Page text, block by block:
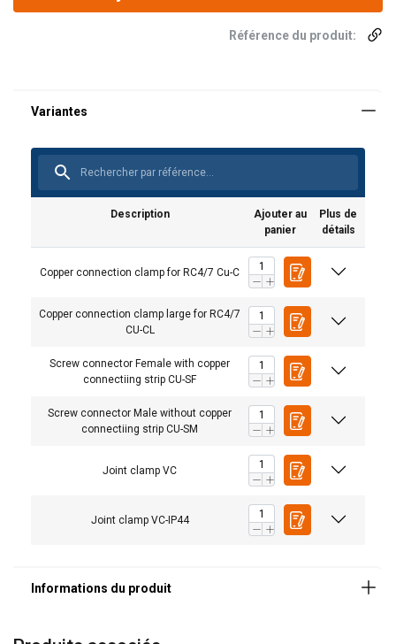
Référence du produit:
Description
Ajouter au
panier
Plus de
détails
Copper connection clamp for RC4/7 Cu-C
Copper connection clamp large for RC4/7
CU-CL
Screw connector Female with copper
connectiing strip CU-SF
Screw connector Male without copper
connectiing strip CU-SM
Joint clamp VC
Joint clamp VC-IP44